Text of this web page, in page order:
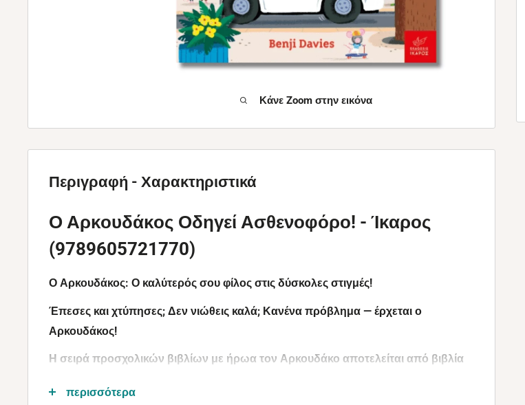
Κάνε Zoom στην εικόνα
Περιγραφή - Χαρακτηριστικά
Ο Αρκουδάκος Οδηγεί Ασθενοφόρο! - Ίκαρος
(9789605721770)
Ο Αρκουδάκος: Ο καλύτερός σου φίλος στις δύσκολες στιγμές!
Έπεσες και χτύπησες; Δεν νιώθεις καλά; Κανένα πρόβλημα ― έρχεται ο
Αρκουδάκος!
Η σειρά προσχολικών βιβλίων με ήρωα τον Αρκουδάκο αποτελείται από βιβλία
εξερεύνησης!
περισσότερα